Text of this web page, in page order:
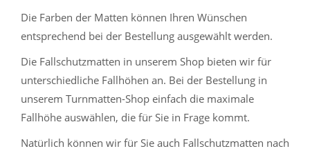
Die Farben der Matten können Ihren Wünschen
entsprechend bei der Bestellung ausgewählt werden.
Die Fallschutzmatten in unserem Shop bieten wir für
unterschiedliche Fallhöhen an. Bei der Bestellung in
unserem Turnmatten-Shop einfach die maximale
Fallhöhe auswählen, die für Sie in Frage kommt.
Natürlich können wir für Sie auch Fallschutzmatten nach